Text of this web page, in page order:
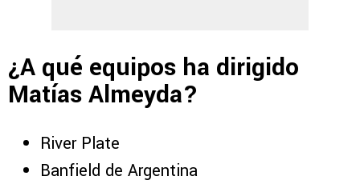
¿A qué equipos ha dirigido
Matías Almeyda?
River Plate
Banfield de Argentina